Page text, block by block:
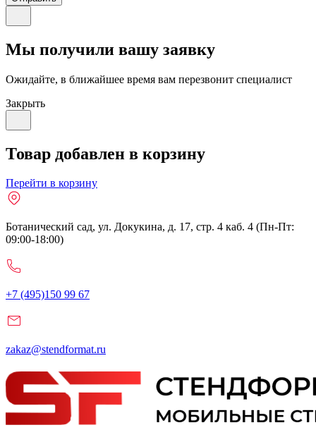
Мы получили вашу заявку
Ожидайте, в ближайшее время вам перезвонит специалист
Закрыть
Товар добавлен в корзину
Перейти в корзину
Ботанический сад, ул. Докукина, д. 17, стр. 4 каб. 4 (Пн-Пт:
09:00-18:00)
+7 (495)150 99 67
zakaz@stendformat.ru